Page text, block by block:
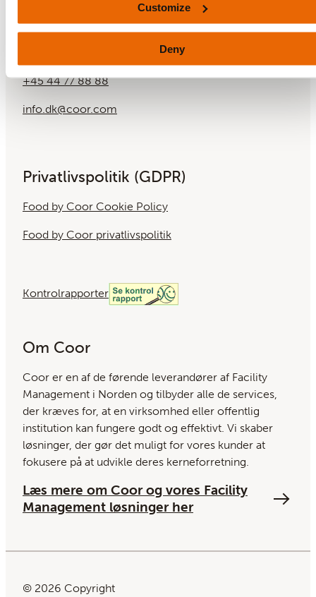
Customize
Deny
Kontakt
+45 44 77 88 88
info.dk@coor.com
Privatlivspolitik (GDPR)
Food by Coor Cookie Policy
Food by Coor privatlivspolitik
Kontrolrapporter
Om Coor
Coor er en af ​​de førende leverandører af Facility
Management i Norden og tilbyder alle de services,
der kræves for, at en virksomhed eller offentlig
institution kan fungere godt og effektivt. Vi skaber
løsninger, der gør det muligt for vores kunder at
fokusere på at udvikle deres kerneforretning.
Læs mere om Coor og vores Facility
Management løsninger her
© 2026 Copyright